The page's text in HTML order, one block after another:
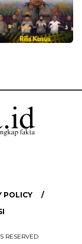
POLICY
RESERVED